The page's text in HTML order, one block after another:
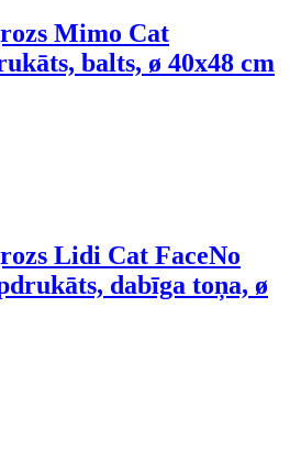
Mimo Cat
balts, ø 40x48 cm
Lidi Cat FaceNo
dabīga toņa, ø